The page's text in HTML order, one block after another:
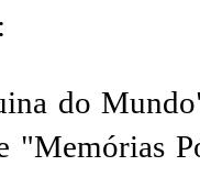
do
"Memórias